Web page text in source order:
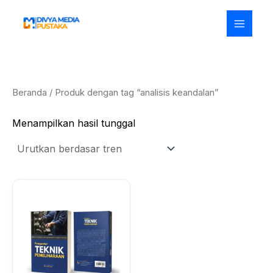
Beranda / Produk dengan tag “analisis keandalan”
Menampilkan hasil tunggal